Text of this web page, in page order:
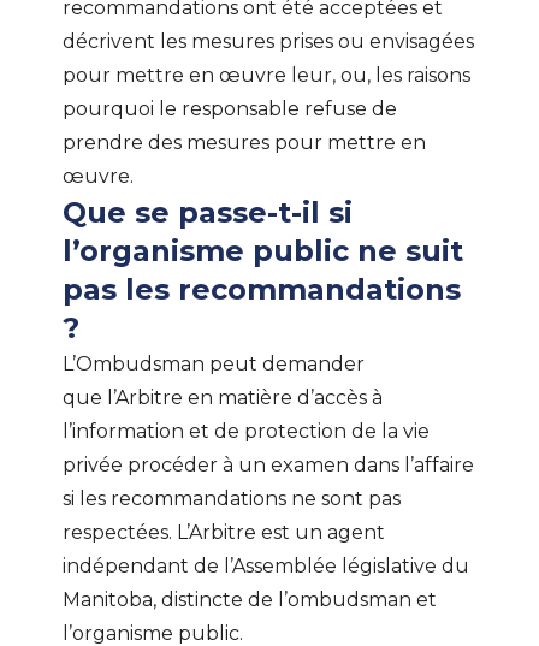
recommandations ont été acceptées et
décrivent les mesures prises ou envisagées
pour mettre en œuvre leur, ou, les raisons
pourquoi le responsable refuse de
prendre des mesures pour mettre en
œuvre.
Que se passe-t-il si
l’organisme public ne suit
pas les recommandations
?
L’Ombudsman peut demander
que l’Arbitre en matière d’accès à
l’information et de protection de la vie
privée procéder à un examen dans l’affaire
si les recommandations ne sont pas
respectées. L’Arbitre est un agent
indépendant de l’Assemblée législative du
Manitoba, distincte de l’ombudsman et
l’organisme public.